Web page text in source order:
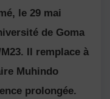
le 29 mai
de Goma
Il remplace à
Muhindo
prolongée.